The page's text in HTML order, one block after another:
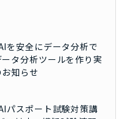
を安全にデータ分析で
タ分析ツールを作り実
知らせ
パスポート試験対策講